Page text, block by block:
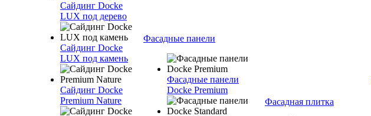
Сайдинг Docke
LUX под дерево
Сайдинг Docke
LUX под камень
Сайдинг Docke
Premium Nature
Фасадные панели
Фасадные панели
Docke Premium
Фасадная плитка